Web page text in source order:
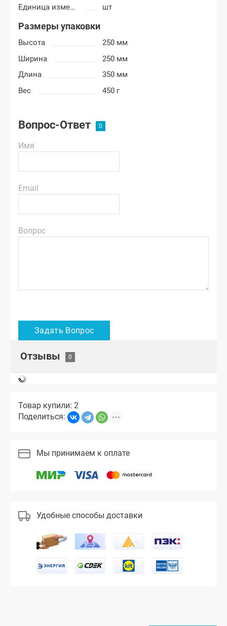
Единица измерения шт
Размеры упаковки
Высота
250 мм
Ширина
250 мм
Длина
350 мм
Вес
450 г
Вопрос-Ответ
Имя
Email
Вопрос
Отзывы
Товар купили: 2
Поделиться:
Мы принимаем к оплате
Удобные способы доставки